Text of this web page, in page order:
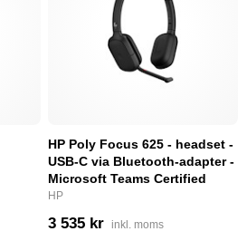
HP Poly Focus 625 - headset -
USB-C via Bluetooth-adapter -
Microsoft Teams Certified
HP
3 535 kr inkl. moms